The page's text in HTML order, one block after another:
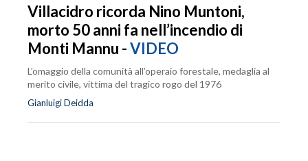
Villacidro ricorda Nino Muntoni,
morto 50 anni fa nell’incendio di
Monti Mannu -VIDEO
L’omaggio della comunità all’operaio forestale, medaglia al
merito civile, vittima del tragico rogo del 1976
Gianluigi Deidda